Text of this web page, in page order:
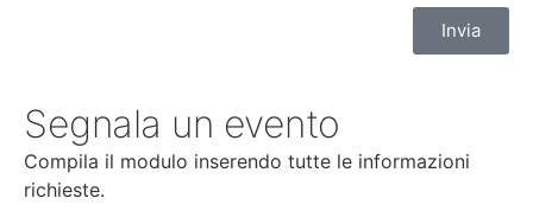
Invia
Segnala un evento
Compila il modulo inserendo tutte le informazioni
richieste.